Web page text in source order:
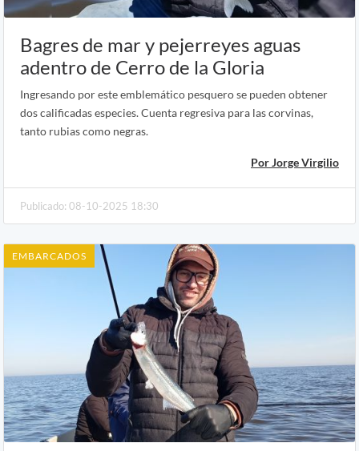
Bagres de mar y pejerreyes aguas
adentro de Cerro de la Gloria
Ingresando por este emblemático pesquero se pueden obtener
dos calificadas especies. Cuenta regresiva para las corvinas,
tanto rubias como negras.
Por Jorge Virgilio
Publicado: 08-10-2025 18:30
EMBARCADOS